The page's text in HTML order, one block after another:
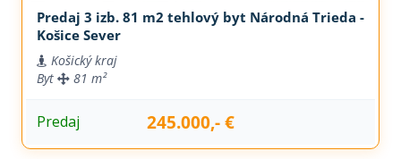
Predaj 3 izb. 81 m2 tehlový byt Národná Trieda -
Košice Sever
Košický kraj
Byt
81 m²
Predaj 245.000,- €